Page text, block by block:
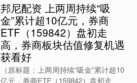
邦尼配资 上两周持续“吸
金”累计超10亿元，券商
ETF（159842）盘初走
高，券商板块估值修复机遇
获看好
（原标题：上两周持续“吸金”累计超10
亿元，券商ETF（159842）盘初走